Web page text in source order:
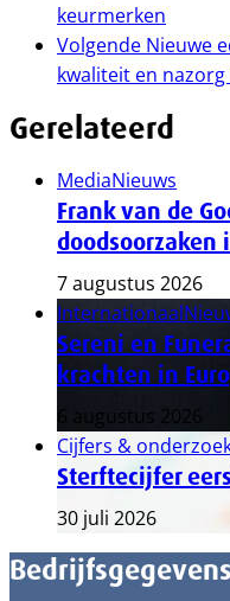
keurmerken
Volgende Nieuwe
kwaliteit en
Gerelateerd
MediaNieuws
Frank van de
doodsoorzaken
7 augustus 2026
Internationaal
Sereni en
krachten in
6 augustus 2026
Cijfers &
Sterftecijfer
30 juli 2026
Bedrijfsgegevens